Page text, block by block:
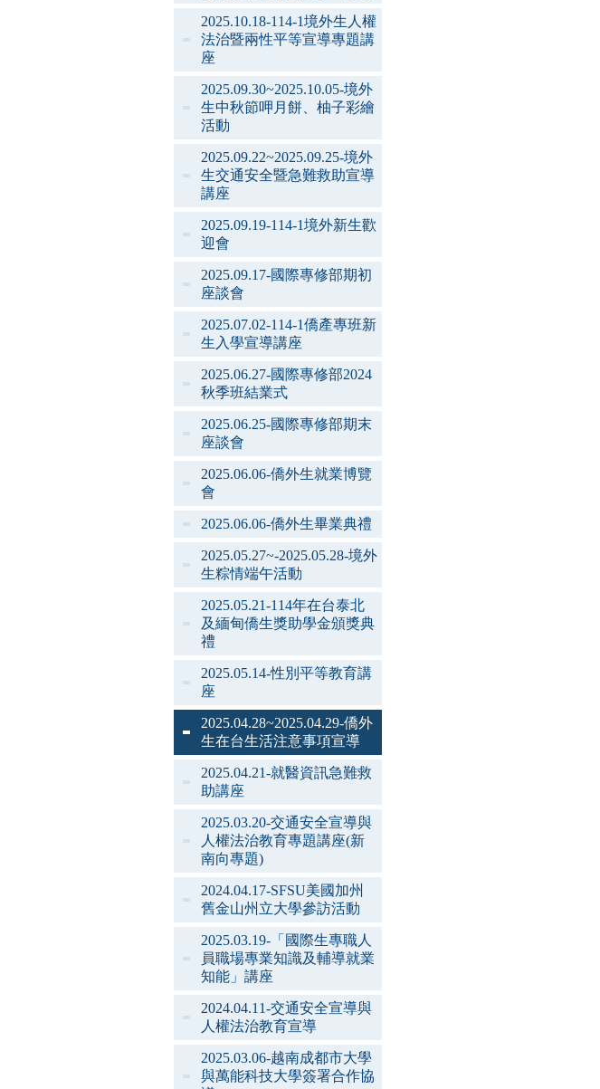
2025.10.18-114-1境外生人權
法治暨兩性平等宣導專題講
座
2025.09.30~2025.10.05-境外
生中秋節呷月餅、柚子彩繪
活動
2025.09.22~2025.09.25-境外
生交通安全暨急難救助宣導
講座
2025.09.19-114-1境外新生歡
迎會
2025.09.17-國際專修部期初
座談會
2025.07.02-114-1僑產專班新
生入學宣導講座
2025.06.27-國際專修部2024
秋季班結業式
2025.06.25-國際專修部期末
座談會
2025.06.06-僑外生就業博覽
會
2025.06.06-僑外生畢業典禮
2025.05.27~-2025.05.28-境外
生粽情端午活動
2025.05.21-114年在台泰北
及緬甸僑生獎助學金頒獎典
禮
2025.05.14-性別平等教育講
座
2025.04.28~2025.04.29-僑外
生在台生活注意事項宣導
2025.04.21-就醫資訊急難救
助講座
2025.03.20-交通安全宣導與
人權法治教育專題講座(新
南向專題)
2024.04.17-SFSU美國加州
舊金山州立大學參訪活動
2025.03.19-「國際生專職人
員職場專業知識及輔導就業
知能」講座
2024.04.11-交通安全宣導與
人權法治教育宣導
2025.03.06-越南成都市大學
與萬能科技大學簽署合作協